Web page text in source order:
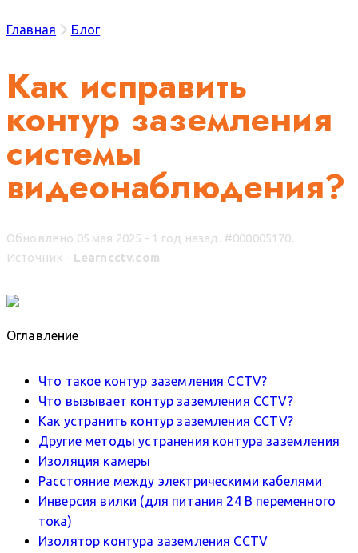
Главная Блог
Как исправить
контур заземления
системы
видеонаблюдения?
Обновлено 05 мая 2025 - 1 год назад. #000005170.
Источник - Learncctv.com.
Оглавление
Что такое контур заземления CCTV?
Что вызывает контур заземления CCTV?
Как устранить контур заземления CCTV?
Другие методы устранения контура заземления
Изоляция камеры
Расстояние между электрическими кабелями
Инверсия вилки (для питания 24 В переменного
тока)
Изолятор контура заземления CCTV